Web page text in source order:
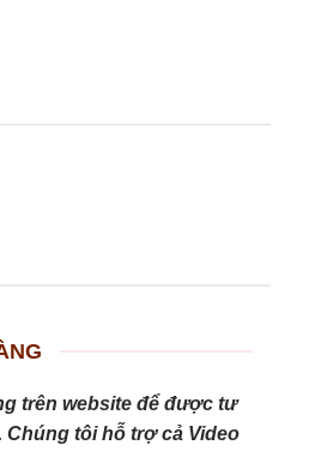
trên website để được tư
Chúng tôi hỗ trợ cả Video